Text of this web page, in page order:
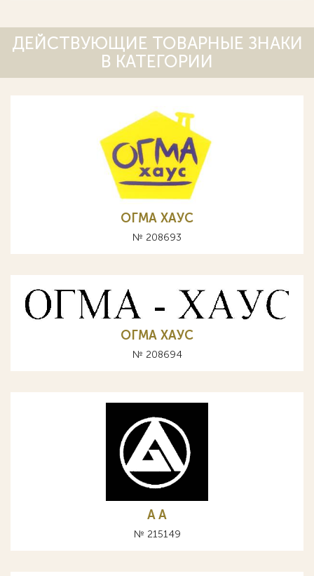
ДЕЙСТВУЮЩИЕ ТОВАРНЫЕ ЗНАКИ
В КАТЕГОРИИ
ОГМА ХАУС
№ 208693
ОГМА ХАУС
№ 208694
A А
№ 215149